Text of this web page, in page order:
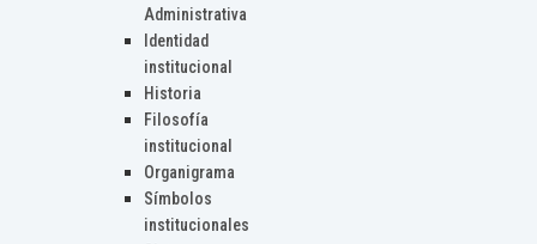
Administrativa
Identidad
institucional
Historia
Filosofía
institucional
Organigrama
Símbolos
institucionales